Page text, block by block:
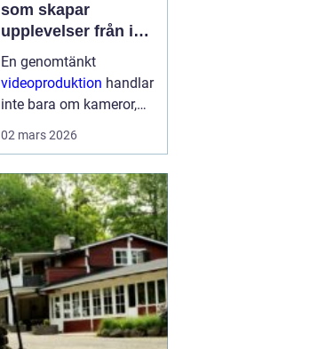
som skapar
upplevelser från idé
till färdig sändning
En genomtänkt
videoproduktion handlar
inte bara om kameror,
människor minns.
Oavsett om det gäller en
konferens, konsert,
mässa eller ett ...
02 mars 2026